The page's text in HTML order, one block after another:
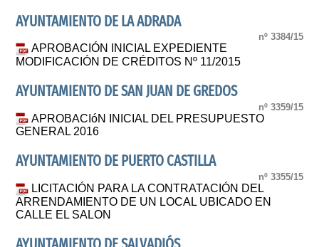
AYUNTAMIENTO DE LA ADRADA
nº 3384/15
APROBACIÓN INICIAL EXPEDIENTE
MODIFICACIÓN DE CRÉDITOS Nº 11/2015
AYUNTAMIENTO DE SAN JUAN DE GREDOS
nº 3359/15
APROBACIóN INICIAL DEL PRESUPUESTO
GENERAL 2016
AYUNTAMIENTO DE PUERTO CASTILLA
nº 3355/15
LICITACIÓN PARA LA CONTRATACIÓN DEL
ARRENDAMIENTO DE UN LOCAL UBICADO EN
CALLE EL SALON